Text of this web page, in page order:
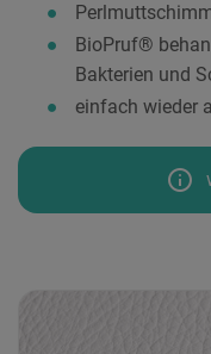
BioPruf®
Bakterien und
einfach wieder
info